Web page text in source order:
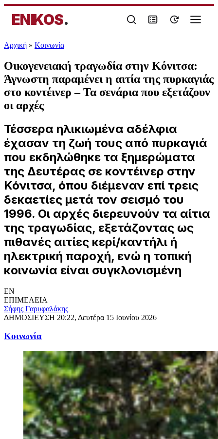
ENIKOS.
Αρχική » Κοινωνία
Οικογενειακή τραγωδία στην Κόνιτσα:
Άγνωστη παραμένει η αιτία της πυρκαγιάς
στο κοντέινερ – Τα σενάρια που εξετάζουν
οι αρχές
Τέσσερα ηλικιωμένα αδέλφια
έχασαν τη ζωή τους από πυρκαγιά
που εκδηλώθηκε τα ξημερώματα
της Δευτέρας σε κοντέινερ στην
Κόνιτσα, όπου διέμεναν επί τρεις
δεκαετίες μετά τον σεισμό του
1996. Οι αρχές διερευνούν τα αίτια
της τραγωδίας, εξετάζοντας ως
πιθανές αιτίες κερί/καντήλι ή
ηλεκτρική παροχή, ενώ η τοπική
κοινωνία είναι συγκλονισμένη
EN
ΕΠΙΜΕΛΕΙΑ
Σήφης Γαρυφαλάκης
ΔΗΜΟΣΙΕΥΣΗ 20:22, Δευτέρα 15 Ιουνίου 2026
Κοινωνία